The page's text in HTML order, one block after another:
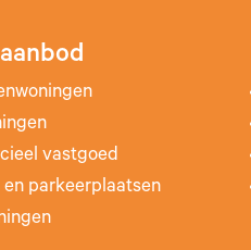
vastgoed
en parkeerplaatsen